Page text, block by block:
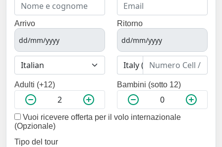
Arrivo Ritorno
Adulti (+12) Bambini (sotto 12)
Vuoi ricevere offerta per il volo internazionale
(Opzionale)
Tipo del tour